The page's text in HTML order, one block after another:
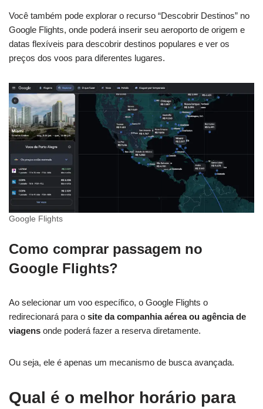
Você também pode explorar o recurso “Descobrir Destinos” no
Google Flights, onde poderá inserir seu aeroporto de origem e
datas flexíveis para descobrir destinos populares e ver os
preços dos voos para diferentes lugares.
Google Flights
Como comprar passagem no
Google Flights?
Ao selecionar um voo específico, o Google Flights o
redirecionará para o site da companhia aérea ou agência de
viagens onde poderá fazer a reserva diretamente.
Ou seja, ele é apenas um mecanismo de busca avançada.
Qual é o melhor horário para